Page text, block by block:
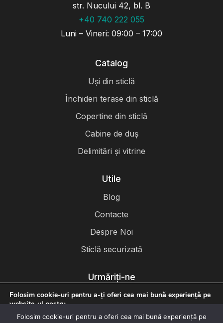
str. Nucului 42, bl. B
+40 740 222 055
Luni – Vineri: 09:00 – 17:00
Catalog
Uși din sticlă
Închideri terase din sticlă
Copertine din sticlă
Cabine de duș
Delimitări și vitrine
Utile
Blog
Contacte
Despre Noi
Sticlă securizată
Urmăriți-ne
Folosim cookie-uri pentru a-ți oferi cea mai bună experiență pe
website-ul nostru.
Poți afla mai multe despre cookie-urile pe care le folosim sau le
Folosim cookie-uri pentru a oferi cea mai bună experiență pe